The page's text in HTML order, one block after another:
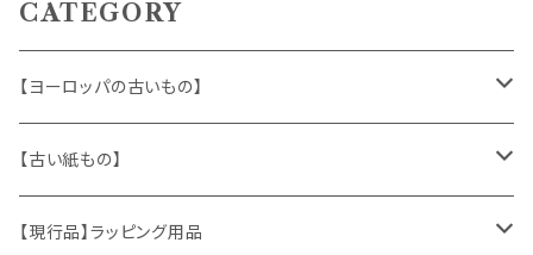
CATEGORY
【ヨーロッパの古いもの】
ヴィンテージアクセサリー
おもちゃ、ぬいぐるみ
【古い紙もの】
切手、FDC
【現行品】ラッピング用品